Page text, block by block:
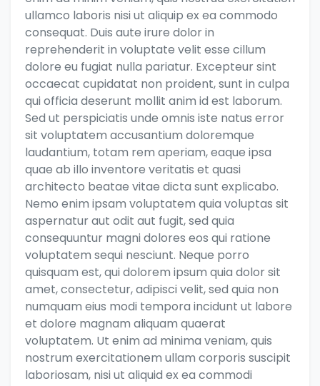
ullamco laboris nisi ut aliquip ex ea commodo
consequat. Duis aute irure dolor in
reprehenderit in voluptate velit esse cillum
dolore eu fugiat nulla pariatur. Excepteur sint
occaecat cupidatat non proident, sunt in culpa
qui officia deserunt mollit anim id est laborum.
Sed ut perspiciatis unde omnis iste natus error
sit voluptatem accusantium doloremque
laudantium, totam rem aperiam, eaque ipsa
quae ab illo inventore veritatis et quasi
architecto beatae vitae dicta sunt explicabo.
Nemo enim ipsam voluptatem quia voluptas sit
aspernatur aut odit aut fugit, sed quia
consequuntur magni dolores eos qui ratione
voluptatem sequi nesciunt. Neque porro
quisquam est, qui dolorem ipsum quia dolor sit
amet, consectetur, adipisci velit, sed quia non
numquam eius modi tempora incidunt ut labore
et dolore magnam aliquam quaerat
voluptatem. Ut enim ad minima veniam, quis
nostrum exercitationem ullam corporis suscipit
laboriosam, nisi ut aliquid ex ea commodi